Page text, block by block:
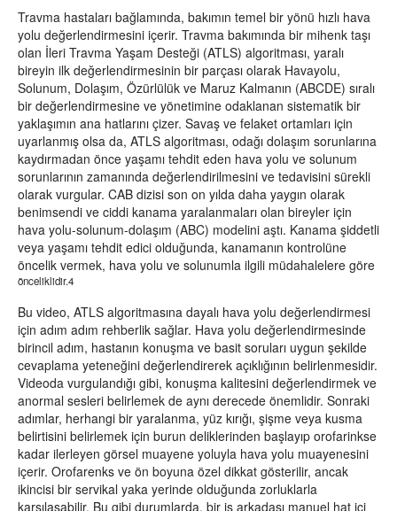
Travma hastaları bağlamında, bakımın temel bir yönü hızlı hava
yolu değerlendirmesini içerir. Travma bakımında bir mihenk taşı
olan İleri Travma Yaşam Desteği (ATLS) algoritması, yaralı
bireyin ilk değerlendirmesinin bir parçası olarak Havayolu,
Solunum, Dolaşım, Özürlülük ve Maruz Kalmanın (ABCDE) sıralı
bir değerlendirmesine ve yönetimine odaklanan sistematik bir
yaklaşımın ana hatlarını çizer. Savaş ve felaket ortamları için
uyarlanmış olsa da, ATLS algoritması, odağı dolaşım sorunlarına
kaydırmadan önce yaşamı tehdit eden hava yolu ve solunum
sorunlarının zamanında değerlendirilmesini ve tedavisini sürekli
olarak vurgular. CAB dizisi son on yılda daha yaygın olarak
benimsendi ve ciddi kanama yaralanmaları olan bireyler için
hava yolu-solunum-dolaşım (ABC) modelini aştı. Kanama şiddetli
veya yaşamı tehdit edici olduğunda, kanamanın kontrolüne
öncelik vermek, hava yolu ve solunumla ilgili müdahalelere göre
önceliklidir.4
Bu video, ATLS algoritmasına dayalı hava yolu değerlendirmesi
için adım adım rehberlik sağlar. Hava yolu değerlendirmesinde
birincil adım, hastanın konuşma ve basit soruları uygun şekilde
cevaplama yeteneğini değerlendirerek açıklığının belirlenmesidir.
Videoda vurgulandığı gibi, konuşma kalitesini değerlendirmek ve
anormal sesleri belirlemek de aynı derecede önemlidir. Sonraki
adımlar, herhangi bir yaralanma, yüz kırığı, şişme veya kusma
belirtisini belirlemek için burun deliklerinden başlayıp orofarinkse
kadar ilerleyen görsel muayene yoluyla hava yolu muayenesini
içerir. Orofarenks ve ön boyuna özel dikkat gösterilir, ancak
ikincisi bir servikal yaka yerinde olduğunda zorluklarla
karşılaşabilir. Bu gibi durumlarda, bir iş arkadaşı manuel hat içi